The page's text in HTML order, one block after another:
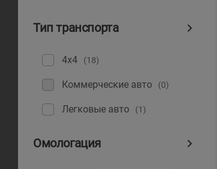
Тип транспорта
4x4 (18)
Коммерческие авто (0)
Легковые авто (1)
Омологация